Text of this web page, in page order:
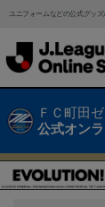
ユニフォームなどの公式グッズ
ＦＣ町田
公式オン